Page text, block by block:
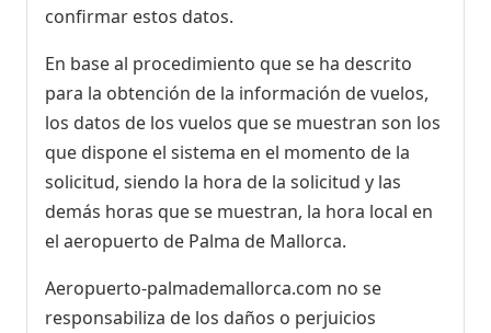
confirmar estos datos.
En base al procedimiento que se ha descrito
para la obtención de la información de vuelos,
los datos de los vuelos que se muestran son los
que dispone el sistema en el momento de la
solicitud, siendo la hora de la solicitud y las
demás horas que se muestran, la hora local en
el aeropuerto de Palma de Mallorca.
Aeropuerto-palmademallorca.com no se
responsabiliza de los daños o perjuicios